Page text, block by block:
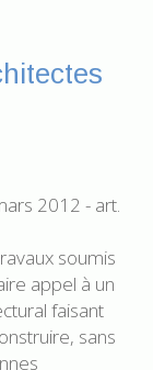
2012 - art.
soumis
appel à un
faisant
sans